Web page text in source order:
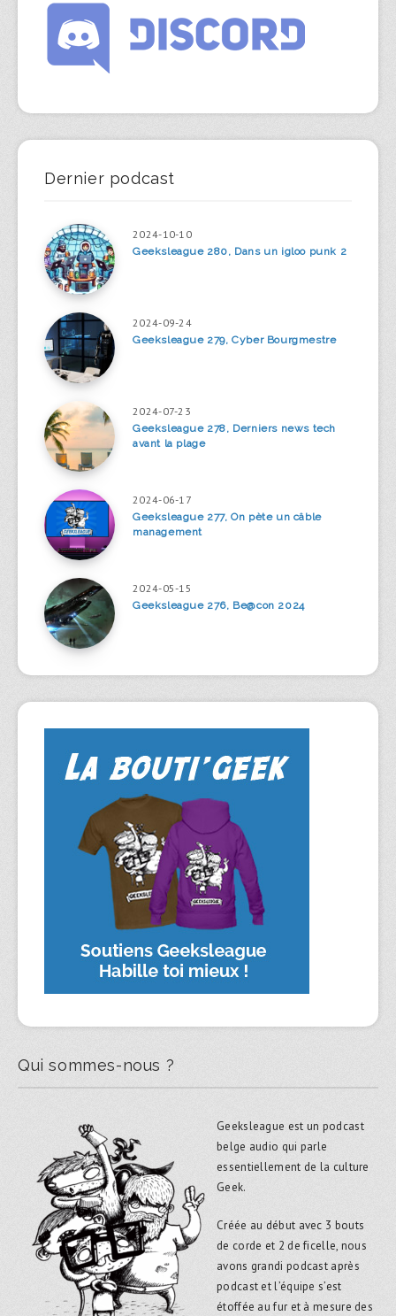
Dernier podcast
2024-10-10
Geeksleague 280, Dans un igloo punk 2
2024-09-24
Geeksleague 279, Cyber Bourgmestre
2024-07-23
Geeksleague 278, Derniers news tech
avant la plage
2024-06-17
Geeksleague 277, On pète un câble
management
2024-05-15
Geeksleague 276, Be@con 2024
Qui sommes-nous ?
Geeksleague est un podcast
belge audio qui parle
essentiellement de la culture
Geek.
Créée au début avec 3 bouts
de corde et 2 de ficelle, nous
avons grandi podcast après
podcast et l’équipe s’est
étoffée au fur et à mesure des